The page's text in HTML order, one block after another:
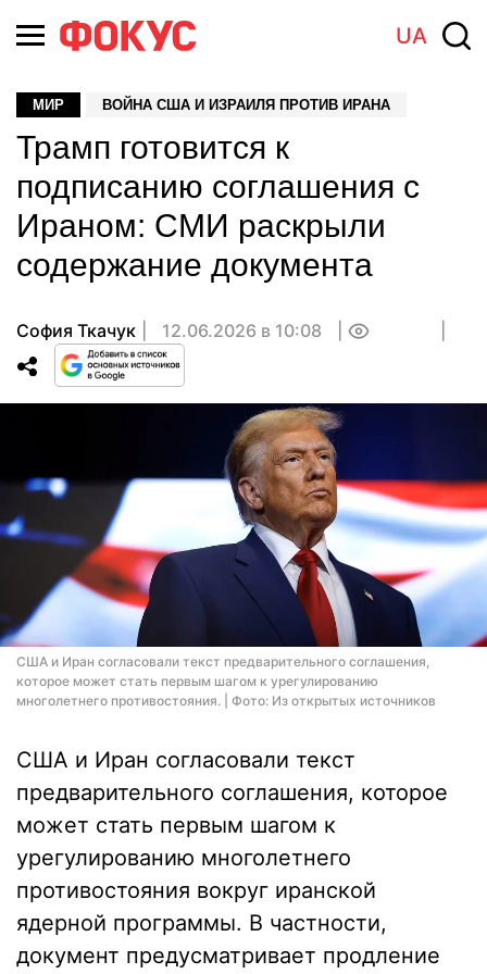
UA
МИР ВОЙНА США И ИЗРАИЛЯ ПРОТИВ ИРАНА
Трамп готовится к
подписанию соглашения с
Ираном: СМИ раскрыли
содержание документа
София Ткачук 12.06.2026 в 10:08
США и Иран согласовали текст предварительного соглашения,
которое может стать первым шагом к урегулированию
многолетнего противостояния. | Фото: Из открытых источников
США и Иран согласовали текст
предварительного соглашения, которое
может стать первым шагом к
урегулированию многолетнего
противостояния вокруг иранской
ядерной программы. В частности,
документ предусматривает продление